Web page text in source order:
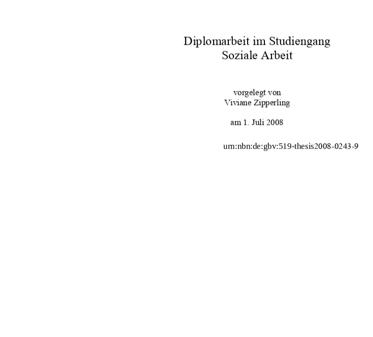
Diplomarbeit im Studiengang
Soziale Arbeit
vorgelegt von
Viviane Zipperling
am 1. Juli 2008
urn:nbn:de:gbv:519-thesis2008-0243-9